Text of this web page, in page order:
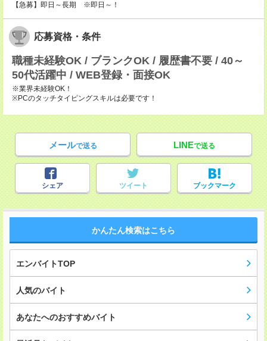
【急募】即日～長期 ※即日～！
応募資格・条件
職種未経験OK / ブランクOK / 履歴書不要 / 40～
50代活躍中 / WEB登録・面接OK
※業界未経験OK！
※PCのタッチタイピングスキルは必要です！
メールで送る LINEで送る
シェア ツイート ブックマーク
かんたん検索はこちら
エンバイトTOP
人気のバイト
あなたへのおすすめバイト